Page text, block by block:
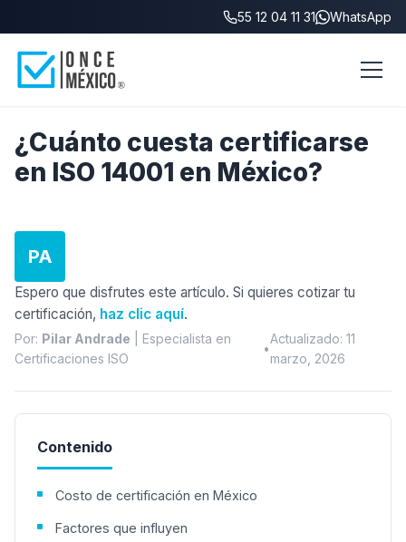
55 12 04 11 31 WhatsApp
¿Cuánto cuesta certificarse
en ISO 14001 en México?
PA
Espero que disfrutes este artículo. Si quieres cotizar tu
certificación, haz clic aquí.
Por: Pilar Andrade | Especialista en
Certificaciones ISO
•
Actualizado: 11
marzo, 2026
Contenido
Costo de certificación en México
Factores que influyen